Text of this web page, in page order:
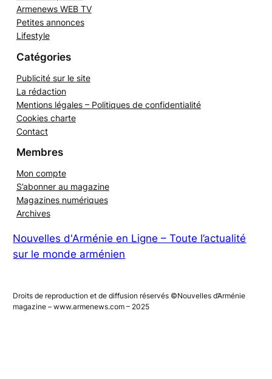
Revue de presse
Armenews WEB TV
Petites annonces
Publicité sur le site
La rédaction
Mentions légales – Politiques de confidentialité
Cookies charte
Mon compte
S’abonner au magazine
Magazines numériques
Nouvelles d'Arménie en Ligne – Toute l’actualité
Droits de reproduction et de diffusion réservés ©Nouvelles d’Arménie